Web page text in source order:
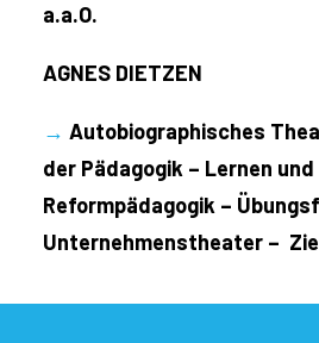
a.a.O.
AGNES DIETZEN
→ Autobiographisches
der Pädagogik – Lernen
Reformpädagogik –
Unternehmenstheater –